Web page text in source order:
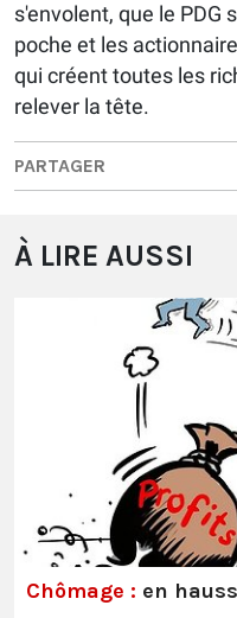
s'envolent, que le PDG
poche et les
qui créent toutes les
relever la tête.
PARTAGER
À LIRE AUSSI
Chômage : en